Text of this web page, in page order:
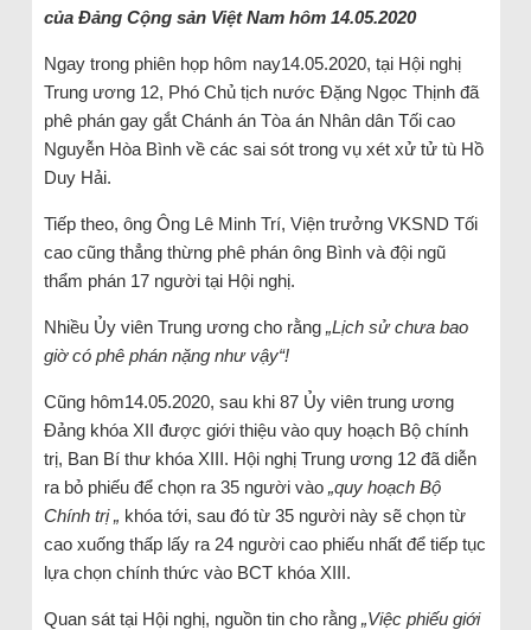
của Đảng Cộng sản Việt Nam hôm 14.05.2020
Ngay trong phiên họp hôm nay14.05.2020, tại Hội nghị
Trung ương 12, Phó Chủ tịch nước Đặng Ngọc Thịnh đã
phê phán gay gắt Chánh án Tòa án Nhân dân Tối cao
Nguyễn Hòa Bình về các sai sót trong vụ xét xử tử tù Hồ
Duy Hải.
Tiếp theo, ông Ông Lê Minh Trí, Viện trưởng VKSND Tối
cao cũng thẳng thừng phê phán ông Bình và đội ngũ
thẩm phán 17 người tại Hội nghị.
Nhiều Ủy viên Trung ương cho rằng„Lịch sử chưa bao
giờ có phê phán nặng như vậy“!
Cũng hôm14.05.2020, sau khi 87 Ủy viên trung ương
Đảng khóa XII được giới thiệu vào quy hoạch Bộ chính
trị, Ban Bí thư khóa XIII. Hội nghị Trung ương 12 đã diễn
ra bỏ phiếu để chọn ra 35 người vào „quy hoạch Bộ
Chính trị „ khóa tới, sau đó từ 35 người này sẽ chọn từ
cao xuống thấp lấy ra 24 người cao phiếu nhất để tiếp tục
lựa chọn chính thức vào BCT khóa XIII.
Quan sát tại Hội nghị, nguồn tin cho rằng „Việc phiếu giới